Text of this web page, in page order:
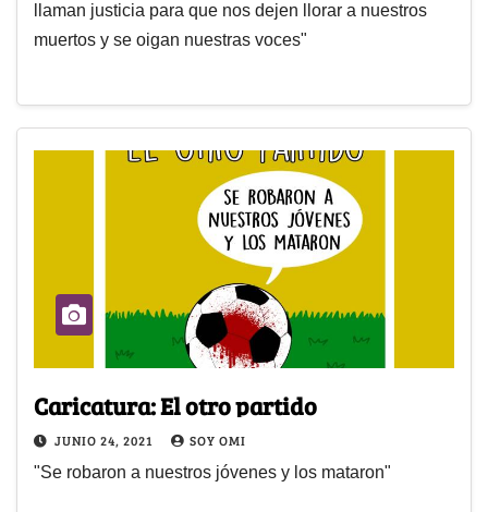
llaman justicia para que nos dejen llorar a nuestros
muertos y se oigan nuestras voces"
Caricatura: El otro partido
JUNIO 24, 2021 SOY OMI
"Se robaron a nuestros jóvenes y los mataron"